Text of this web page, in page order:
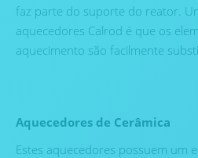
faz parte do suporte do reator.
aquecedores Calrod é que os
aquecimento são facilmente
Aquecedores de Cerâmica
Estes aquecedores possuem um